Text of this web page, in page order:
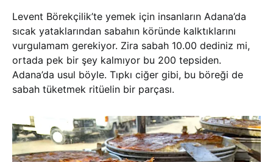
Levent Börekçilik’te yemek için insanların Adana’da
sıcak yataklarından sabahın köründe kalktıklarını
vurgulamam gerekiyor. Zira sabah 10.00 dediniz mi,
ortada pek bir şey kalmıyor bu 200 tepsiden.
Adana’da usul böyle. Tıpkı ciğer gibi, bu böreği de
sabah tüketmek ritüelin bir parçası.